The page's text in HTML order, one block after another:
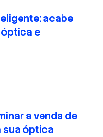
acabe
óptica e
a venda de
sua óptica